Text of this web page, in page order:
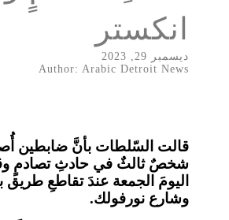
انكستر
ديسمبر 29, 2023
Author: Arabic Detroit News
قالت السّلطات بأنَّ ضابطين
شخصٌ ثالثٌ في حادثِ تصادمٍ
اليومَ الجمعة عندَ تقاطعِ طريق
وشارع نورفولك.